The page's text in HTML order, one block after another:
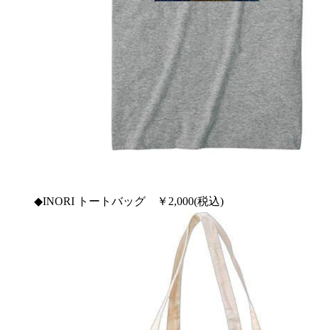
◆INORI トートバッグ ￥2,000(税込)